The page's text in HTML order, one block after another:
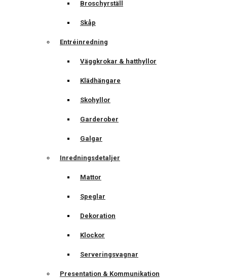
Broschyrställ
Skåp
Entréinredning
Väggkrokar & hatthyllor
Klädhängare
Skohyllor
Garderober
Galgar
Inredningsdetaljer
Mattor
Speglar
Dekoration
Klockor
Serveringsvagnar
Presentation & Kommunikation